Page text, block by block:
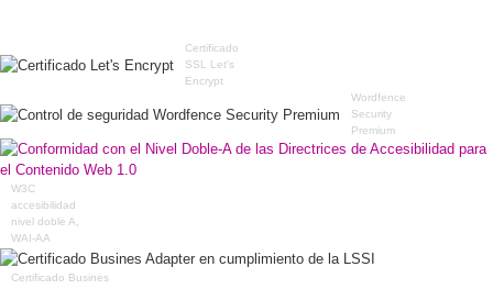
Certificado
SSL Let's
Encrypt
Wordfence
Security
Premium
W3C
accesibilidad
nivel doble A,
WAI-AA
Certificado Busines